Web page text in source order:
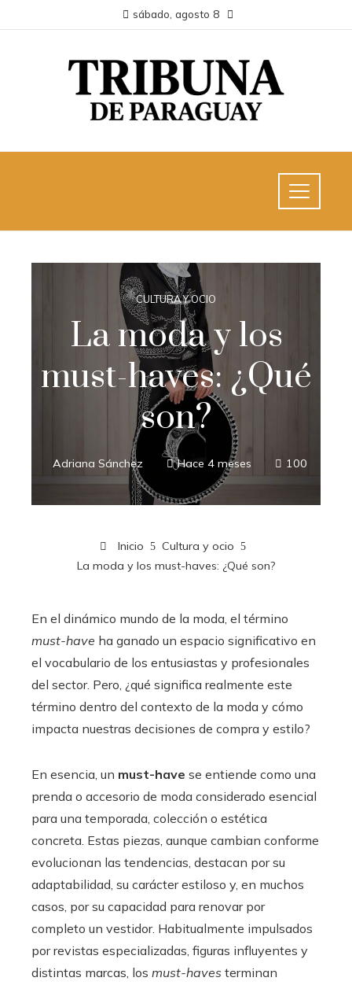
sábado, agosto 8
CULTURA Y OCIO
La moda y los
must-haves: ¿Qué
son?
Adriana Sánchez Hace 4 meses 100
Inicio
Cultura y ocio
La moda y los must-haves: ¿Qué son?
En el dinámico mundo de la moda, el término
must-have ha ganado un espacio significativo en
el vocabulario de los entusiastas y profesionales
del sector. Pero, ¿qué significa realmente este
término dentro del contexto de la moda y cómo
impacta nuestras decisiones de compra y estilo?
En esencia, un must-have se entiende como una
prenda o accesorio de moda considerado esencial
para una temporada, colección o estética
concreta. Estas piezas, aunque cambian conforme
evolucionan las tendencias, destacan por su
adaptabilidad, su carácter estiloso y, en muchos
casos, por su capacidad para renovar por
completo un vestidor. Habitualmente impulsados
por revistas especializadas, figuras influyentes y
distintas marcas, los must-haves terminan